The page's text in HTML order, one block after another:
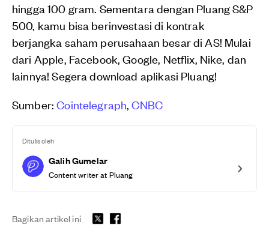
hingga 100 gram. Sementara dengan Pluang S&P
500, kamu bisa berinvestasi di kontrak
berjangka saham perusahaan besar di AS! Mulai
dari Apple, Facebook, Google, Netflix, Nike, dan
lainnya! Segera download aplikasi Pluang!
Sumber:Cointelegraph,CNBC
Ditulis oleh
Galih Gumelar
Content writer at Pluang
Bagikan artikel ini